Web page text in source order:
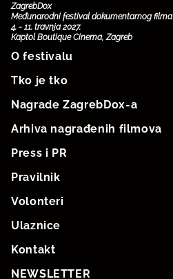
ZagrebDox
Međunarodni festival dokumentarnog filma
4. - 11. travnja 2027.
Kaptol Boutique Cinema, Zagreb
O festivalu
Tko je tko
Nagrade ZagrebDox-a
Arhiva nagrađenih filmova
Press i PR
Pravilnik
Volonteri
Ulaznice
Kontakt
NEWSLETTER